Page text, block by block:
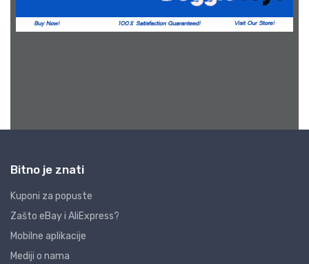
Bitno je znati
Kuponi za popuste
Zašto eBay i AliExpress?
Mobilne aplikacije
Mediji o nama